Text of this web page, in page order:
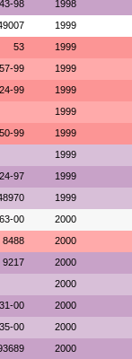
98 1998
1999
53 1999
99 1999
99 1999
1999
99 1999
1999
97 1999
1999
00 2000
8488 2000
9217 2000
2000
00 2000
00 2000
2000